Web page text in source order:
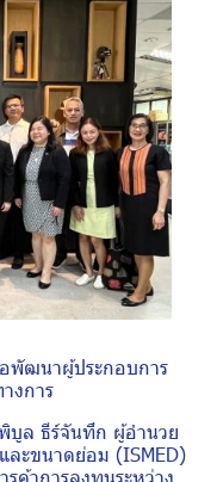
พัฒนาผู้ประกอบการ
งการ
บูล ธีร์จันทึก ผู้อำนวย
ะขนาดย่อม (ISMED)
ค้าการลงทุนระหว่าง